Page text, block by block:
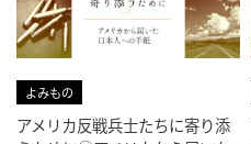
よみもの
アメリカ反戦兵士たちに寄り添